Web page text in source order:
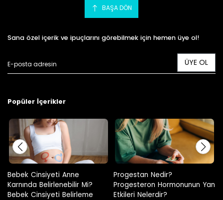
BAŞA DÖN
Sana özel içerik ve ipuçlarını görebilmek için hemen üye ol!
ÜYE OL
Popüler İçerikler
Progestan Nedir?
Progesteron Hormonunun Yan
Etkileri Nelerdir?
Hamilelikte Adet Görülür Mü?